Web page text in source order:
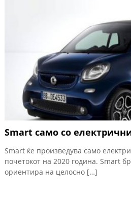
Smart само со
Smart ќе произведува само
почетокот на 2020 година. Smart
ориентира на целосно […]